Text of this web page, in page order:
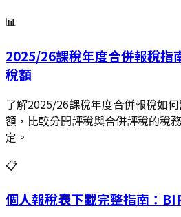
📊
2025/26課稅年度合併報稅指
稅額
了解2025/26課稅年度合併報稅如
額，比較分開評稅與合併評稅的稅
定。
📋
個人報稅表下載完整指南：